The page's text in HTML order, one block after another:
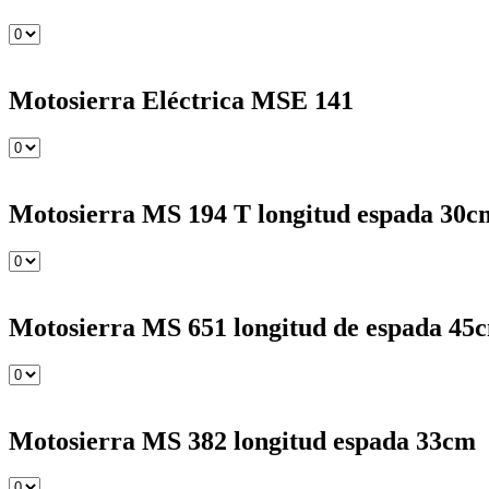
Motosierra Eléctrica MSE 141
Motosierra MS 194 T longitud espada
Motosierra MS 651 longitud de espada
Motosierra MS 382 longitud espada 33cm